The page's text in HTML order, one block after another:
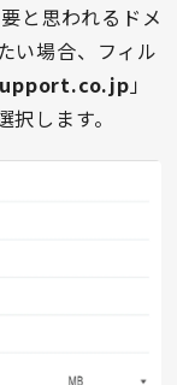
と思われるドメ
い場合、フィル
」
します。